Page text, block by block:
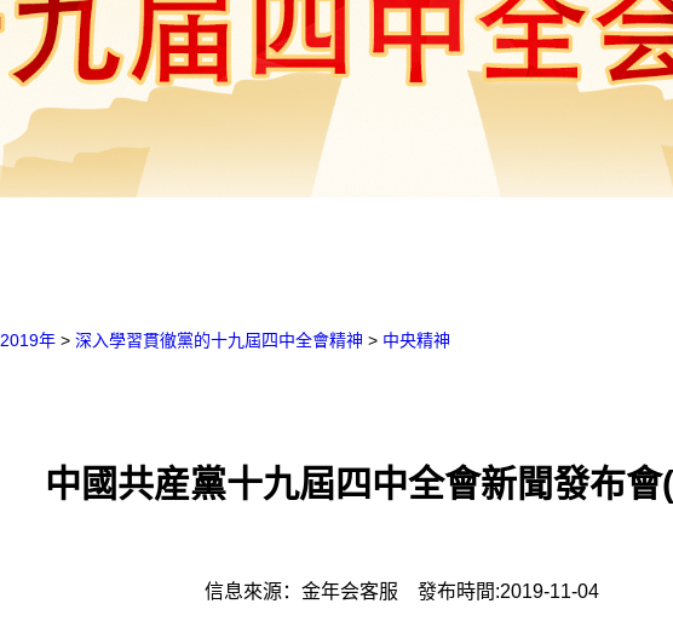
2019年 > 深入學習貫徹黨的十九屆四中全會精神 > 中央精神
中國共産黨十九屆四中全會新聞發布會
信息來源：金年会客服 發布時間:2019-11-04